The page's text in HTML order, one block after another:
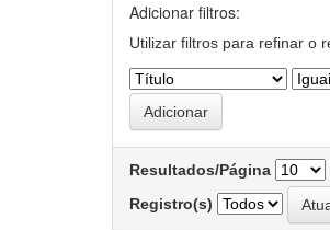
Adicionar filtros:
Utilizar filtros para refinar o
Resultados/Página
Registro(s)